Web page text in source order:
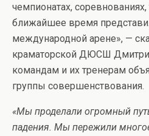
чемпионатах,
ближайшее время
международной арене», —
краматорской ДЮСШ
командам и их тренерам
группы совершенствования.
«Мы проделали огромный
падения. Мы пережили